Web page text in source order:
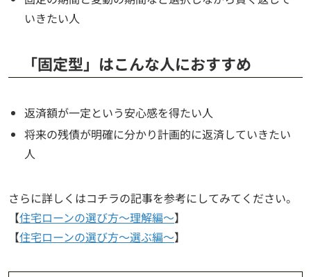
いきたい人
「固定型」はこんな人におすすめ
返済額が一定という安心感を得たい人
将来の残債が明確に分かり計画的に返済していきたい
人
さらに詳しくはコチラの記事を参考にしてみてください。
【住宅ローンの選び方～理解編～】
【住宅ローンの選び方～選ぶ編～】